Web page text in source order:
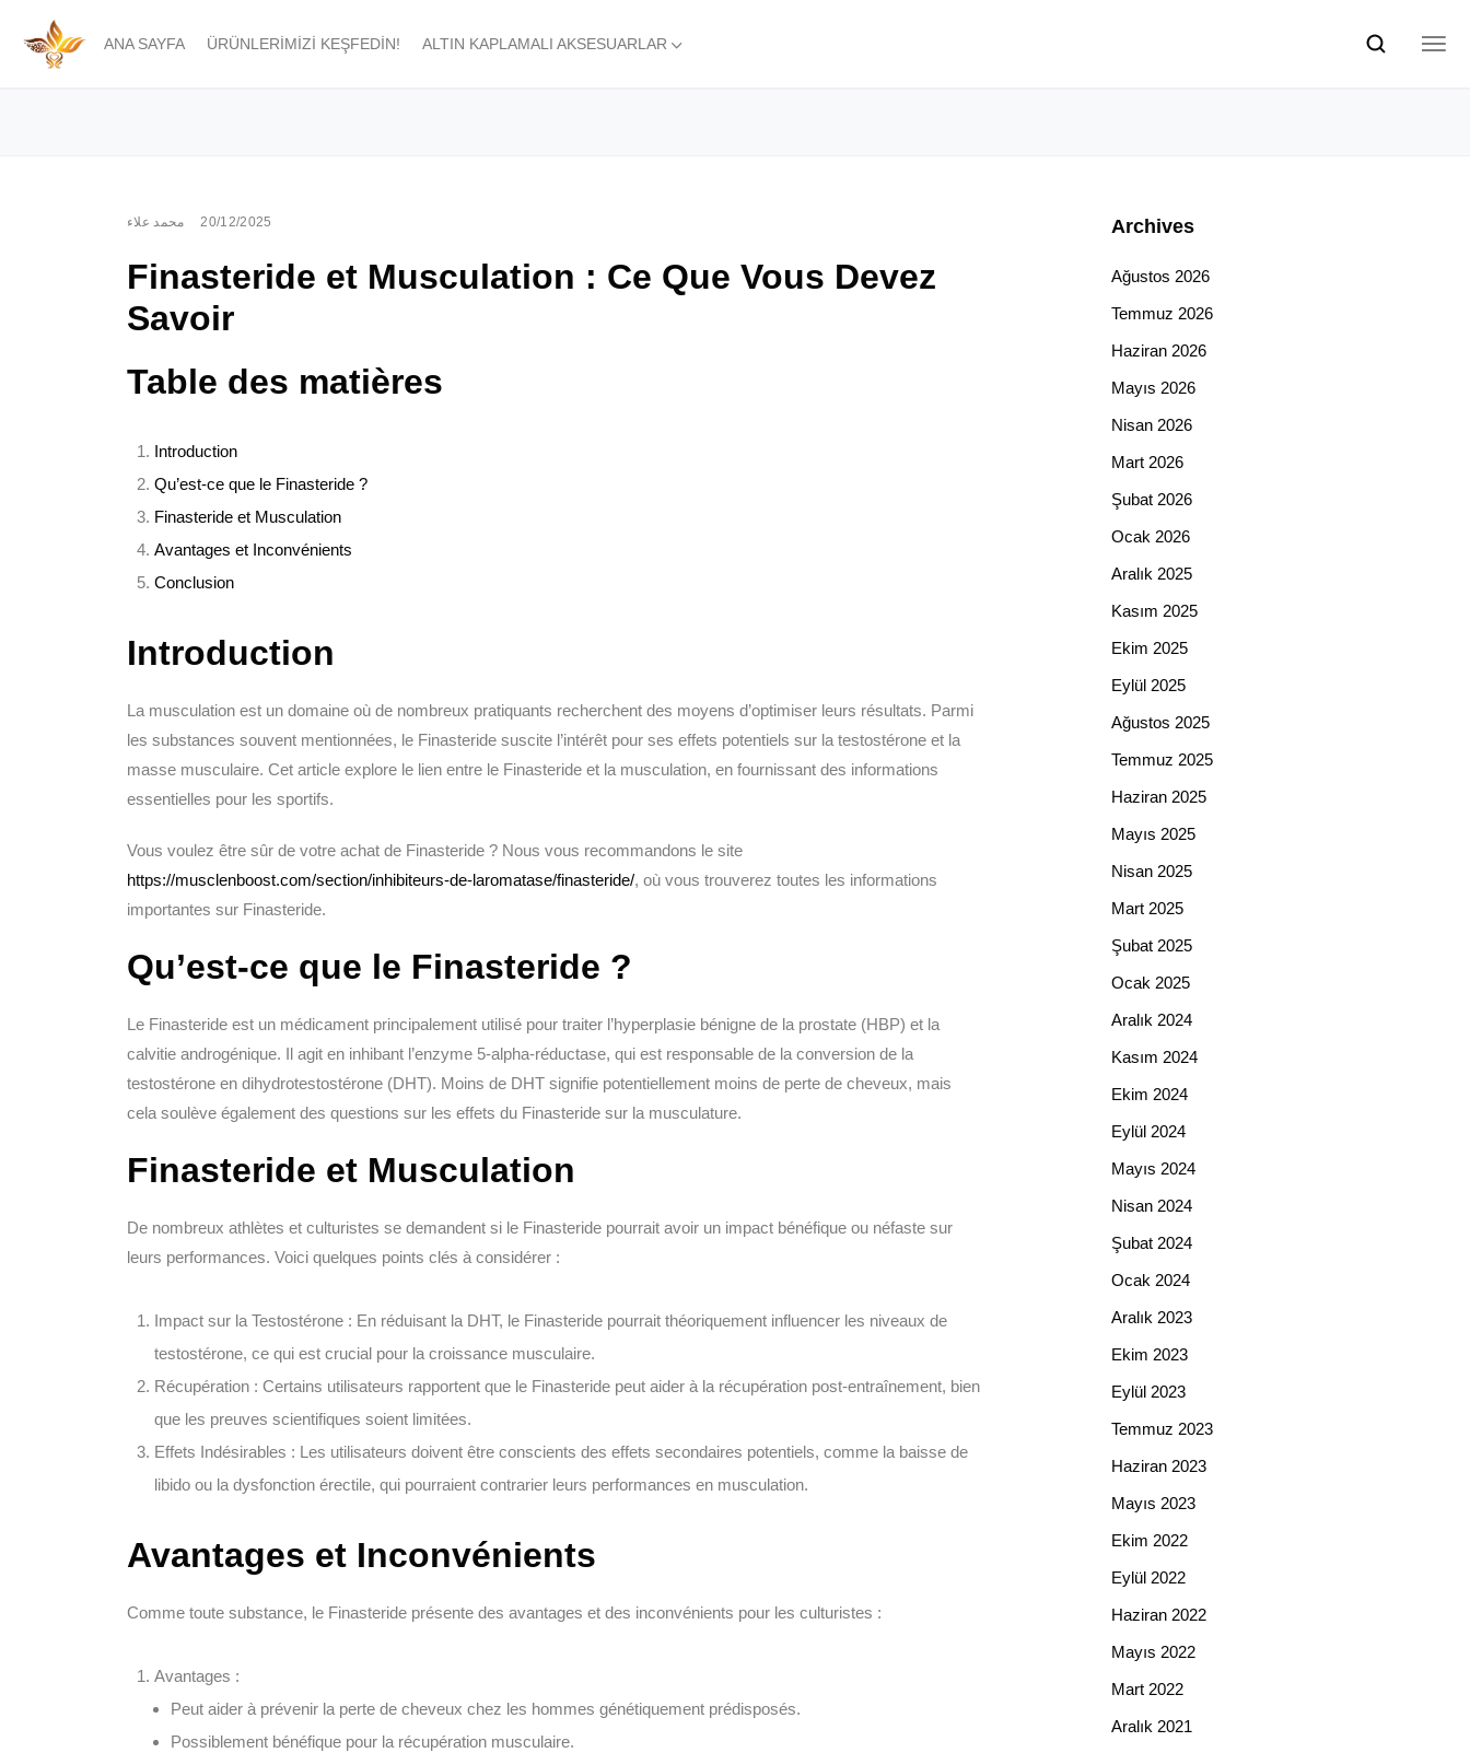
ANA SAYFA ÜRÜNLERIMIZI KEŞFEDIN! ALTIN KAPLAMALI AKSESUARLAR
محمد علاء 20/12/2025
Finasteride et Musculation : Ce Que Vous Devez
Savoir
Table des matières
Introduction
Qu’est-ce que le Finasteride ?
Finasteride et Musculation
Avantages et Inconvénients
Conclusion
Introduction
La musculation est un domaine où de nombreux pratiquants recherchent des moyens d’optimiser leurs résultats. Parmi
les substances souvent mentionnées, le Finasteride suscite l’intérêt pour ses effets potentiels sur la testostérone et la
masse musculaire. Cet article explore le lien entre le Finasteride et la musculation, en fournissant des informations
essentielles pour les sportifs.
Vous voulez être sûr de votre achat de Finasteride ? Nous vous recommandons le site
https://musclenboost.com/section/inhibiteurs-de-laromatase/finasteride/, où vous trouverez toutes les informations
importantes sur Finasteride.
Qu’est-ce que le Finasteride ?
Le Finasteride est un médicament principalement utilisé pour traiter l’hyperplasie bénigne de la prostate (HBP) et la
calvitie androgénique. Il agit en inhibant l’enzyme 5-alpha-réductase, qui est responsable de la conversion de la
testostérone en dihydrotestostérone (DHT). Moins de DHT signifie potentiellement moins de perte de cheveux, mais
cela soulève également des questions sur les effets du Finasteride sur la musculature.
Finasteride et Musculation
De nombreux athlètes et culturistes se demandent si le Finasteride pourrait avoir un impact bénéfique ou néfaste sur
leurs performances. Voici quelques points clés à considérer :
Impact sur la Testostérone : En réduisant la DHT, le Finasteride pourrait théoriquement influencer les niveaux de
testostérone, ce qui est crucial pour la croissance musculaire.
Récupération : Certains utilisateurs rapportent que le Finasteride peut aider à la récupération post-entraînement, bien
que les preuves scientifiques soient limitées.
Effets Indésirables : Les utilisateurs doivent être conscients des effets secondaires potentiels, comme la baisse de
libido ou la dysfonction érectile, qui pourraient contrarier leurs performances en musculation.
Avantages et Inconvénients
Comme toute substance, le Finasteride présente des avantages et des inconvénients pour les culturistes :
Avantages :
Peut aider à prévenir la perte de cheveux chez les hommes génétiquement prédisposés.
Possiblement bénéfique pour la récupération musculaire.
Archives
Ağustos 2026
Temmuz 2026
Haziran 2026
Mayıs 2026
Nisan 2026
Mart 2026
Şubat 2026
Ocak 2026
Aralık 2025
Kasım 2025
Ekim 2025
Eylül 2025
Ağustos 2025
Temmuz 2025
Haziran 2025
Mayıs 2025
Nisan 2025
Mart 2025
Şubat 2025
Ocak 2025
Aralık 2024
Kasım 2024
Ekim 2024
Eylül 2024
Mayıs 2024
Nisan 2024
Şubat 2024
Ocak 2024
Aralık 2023
Ekim 2023
Eylül 2023
Temmuz 2023
Haziran 2023
Mayıs 2023
Ekim 2022
Eylül 2022
Haziran 2022
Mayıs 2022
Mart 2022
Aralık 2021